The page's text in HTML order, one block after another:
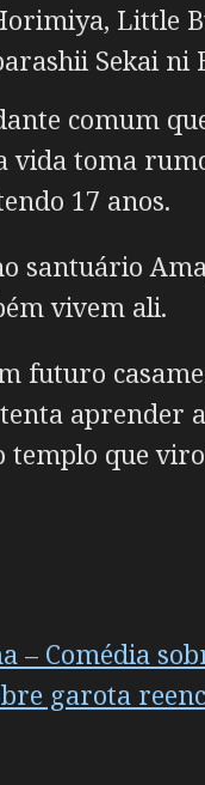
Little
Sekai ni
comum
vida toma
17 anos.
santuário
vivem ali.
futuro
aprender
que
– Comédia
garota